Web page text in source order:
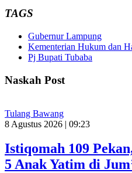
TAGS
Gubernur Lampung
Kementerian Hukum dan
Pj Bupati Tubaba
Naskah Post
Tulang Bawang
8 Agustus 2026 | 09:23
Istiqomah 109
5 Anak Yatim di